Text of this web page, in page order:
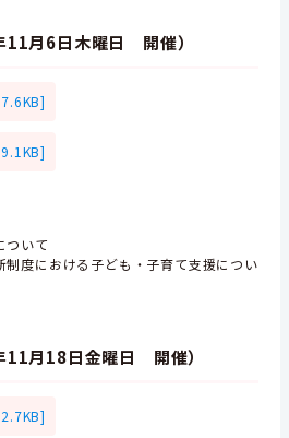
11月6日木曜日 開催）
ついて
制度における子ども・子育て支援につい
11月18日金曜日 開催）